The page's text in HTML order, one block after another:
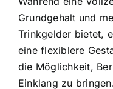
Grundgehalt und
Trinkgelder bietet,
eine flexiblere
die Möglichkeit,
Einklang zu